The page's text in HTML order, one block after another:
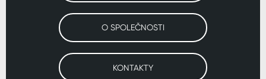
O SPOLEČNOSTI
KONTAKTY